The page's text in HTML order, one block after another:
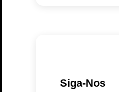
Siga-Nos